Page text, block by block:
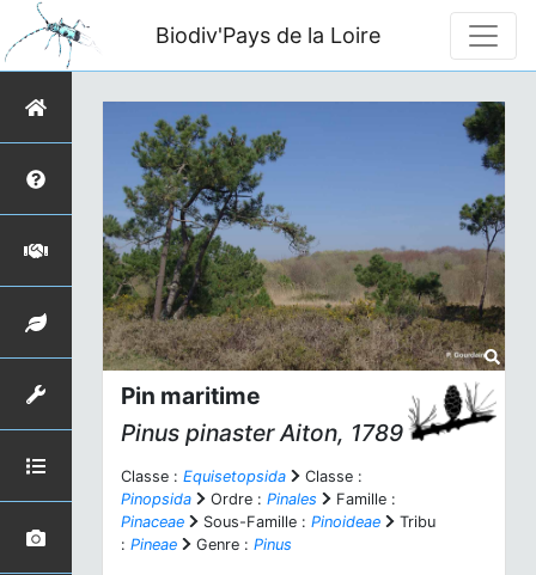
Biodiv'Pays de la Loire
Pin maritime
Pinus pinasterAiton, 1789
Classe : Equisetopsida
Classe :
Pinopsida
Ordre : Pinales
Famille :
Pinaceae
Sous-Famille : Pinoideae
Tribu
: Pineae Genre : Pinus